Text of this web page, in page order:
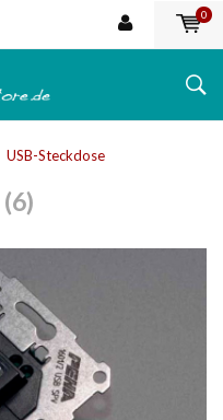
0
USB-Steckdose
(6)